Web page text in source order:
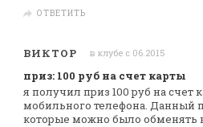
ОТВЕТИТЬ
ВИКТОР в клубе с 06.2015
приз: 100 руб на счет карты
я получил приз 100 руб на счет
мобильного телефона. Данный
которые можно было обменять